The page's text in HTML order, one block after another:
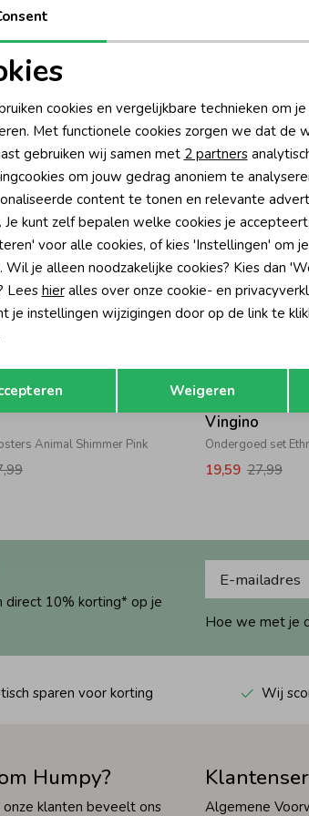
-30% korting
Animal Shimmer Pink
Vingino
Ondergoed set
19,59 27,99
direct 10% korting* op je
Hoe we met je
sparen voor korting Wij
Humpy?
onze klanten beveelt ons Algemene
cookies
cookies Marketing
Terug
cookies en vergelijkbare technieken om
Met functionele cookies zorgen we dat de
gebruiken wij samen met 2 partners
om jouw gedrag anoniem te
content te tonen en relevante
Je kunt zelf bepalen welke cookies je
voor alle cookies, of kies 'Instellingen' om
Wil je alleen noodzakelijke cookies? Kies dan
Lees hieralles over onze cookie- en
je instellingen wijzigingen door op de link te
Weigeren